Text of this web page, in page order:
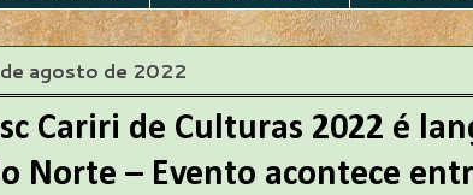
agosto de 2022
Cariri de Culturas 2022 é
Norte – Evento acontece